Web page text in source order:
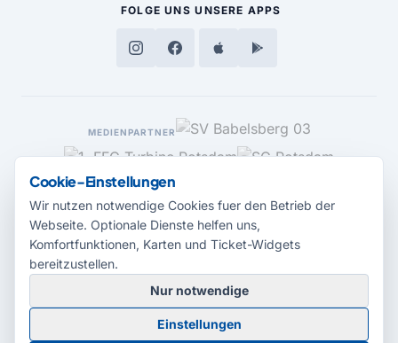
FOLGE UNS UNSERE APPS
MEDIENPARTNER
© 2026 Radio Potsdam. Webseite entwickelt durch dieMedienagentur
Babelsberg
Cookie-Einstellungen
Wir nutzen notwendige Cookies fuer den Betrieb der
Webseite. Optionale Dienste helfen uns,
Komfortfunktionen, Karten und Ticket-Widgets
bereitzustellen.
Nur notwendige
Einstellungen